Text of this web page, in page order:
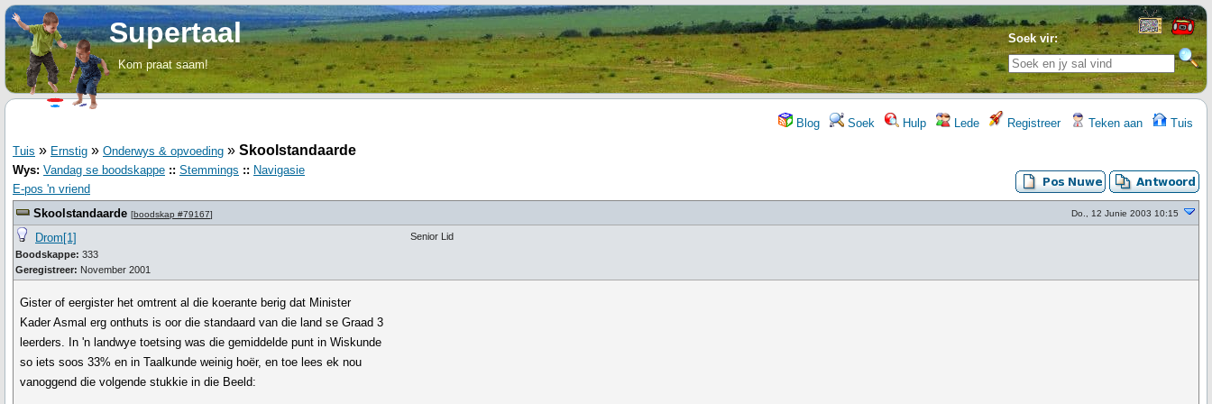
Soek vir:
Supertaal
Kom praat saam!
Blog Soek Hulp Lede Registreer Teken aan Tuis
Tuis » Ernstig » Onderwys & opvoeding » Skoolstandaarde
Wys: Vandag se boodskappe :: Stemmings :: Navigasie
E-pos 'n vriend
Skoolstandaarde [boodskap #79167] Do., 12 Junie 2003 10:15
Drom[1]
Boodskappe: 333
Geregistreer: November 2001
Senior Lid
Gister of eergister het omtrent al die koerante berig dat Minister
Kader Asmal erg onthuts is oor die standaard van die land se Graad 3
leerders. In 'n landwye toetsing was die gemiddelde punt in Wiskunde
so iets soos 33% en in Taalkunde weinig hoër, en toe lees ek nou
vanoggend die volgende stukkie in die Beeld: